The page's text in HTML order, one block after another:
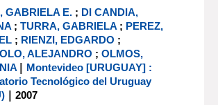
GABRIELA E. ; DI CANDIA,
;TURRA, GABRIELA ; PEREZ,
; RIENZI, EDGARDO ;
ALEJANDRO ;OLMOS,
| Montevideo [URUGUAY] :
Tecnológico del Uruguay
|2007